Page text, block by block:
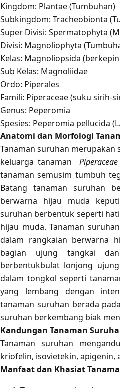
Kingdom: Plantae (Tumbuhan)
Subkingdom: Tracheobionta
Super Divisi: Spermatophyta
Divisi: Magnoliophyta
Kelas: Magnoliopsida
Sub Kelas: Magnoliidae
Ordo: Piperales
Famili: Piperaceae (suku sirih-
Genus: Peperomia
Spesies: Peperomia pellucida
Anatomi dan Morfologi
Tanaman suruhan merupakan
keluarga tanamanPiperaceae
tanaman semusim tumbuh
Batang tanaman suruhan
berwarna hijau muda
suruhan berbentuk seperti
hijau muda. Tanaman
dalam rangkaian berwarna
bagian ujung tangkai
berbentukbulat lonjong
dalam tongkol seperti
yang lembang dengan
tanaman suruhan berada
suruhan berkembang biak
Kandungan Tanaman
Tanaman suruhan
kriofelin, isovietekin, apigenin,
Manfaat dan Khasiat